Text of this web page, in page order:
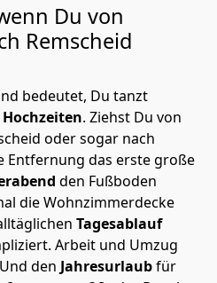
Du von
Remscheid
bedeutet, Du tanzt
. Ziehst Du von
oder sogar nach
Entfernung das erste große
den Fußboden
die Wohnzimmerdecke
Tagesablauf
Arbeit und Umzug
den Jahresurlaubfür